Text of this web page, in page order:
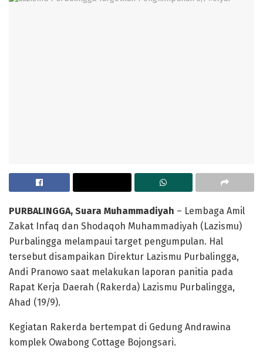
PURBALINGGA, Suara Muhammadiyah – Lembaga Amil
Zakat Infaq dan Shodaqoh Muhammadiyah (Lazismu)
Purbalingga melampaui target pengumpulan. Hal
tersebut disampaikan Direktur Lazismu Purbalingga,
Andi Pranowo saat melakukan laporan panitia pada
Rapat Kerja Daerah (Rakerda) Lazismu Purbalingga,
Ahad (19/9).
Kegiatan Rakerda bertempat di Gedung Andrawina
komplek Owabong Cottage Bojongsari.